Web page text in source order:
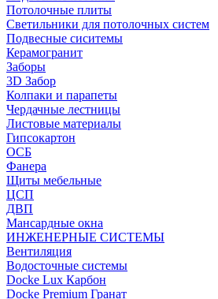
Потолочные плиты
Светильники для потолочных систем
Подвесные сиситемы
Керамогранит
Заборы
3D Забор
Колпаки и парапеты
Чердачные лестницы
Листовые материалы
Гипсокартон
ОСБ
Фанера
Щиты мебельные
ЦСП
ДВП
Мансардные окна
ИНЖЕНЕРНЫЕ СИСТЕМЫ
Вентиляция
Водосточные системы
Docke Lux Карбон
Docke Premium Гранат